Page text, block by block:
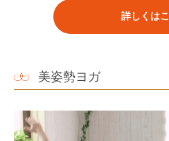
詳しくは
美姿勢ヨガ